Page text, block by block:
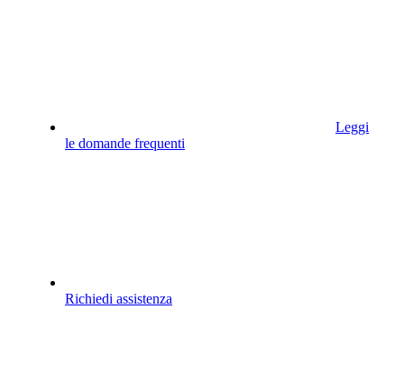
Leggi
le domande frequenti
Richiedi assistenza